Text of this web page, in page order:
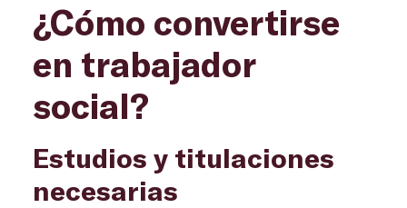
¿Cómo convertirse
en trabajador
social?
Estudios y titulaciones
necesarias